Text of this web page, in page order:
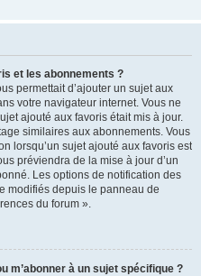
et les abonnements ?
permettait d’ajouter un sujet aux
votre navigateur internet. Vous ne
ajouté aux favoris était mis à jour.
similaires aux abonnements. Vous
lorsqu’un sujet ajouté aux favoris est
préviendra de la mise à jour d’un
Les options de notification des
modifiés depuis le panneau de
du forum ».
m’abonner à un sujet spécifique ?